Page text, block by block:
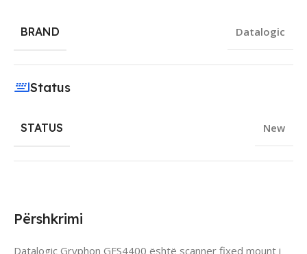
Përshkrimi
Datalogic Gryphon GFS4400 është scanner fixed mount i
BRAND Datalogic
Status
STATUS New